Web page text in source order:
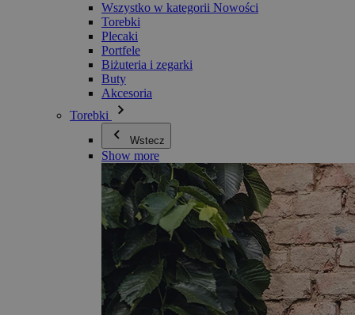
Wszystko w kategorii Nowości
Torebki
Plecaki
Portfele
Biżuteria i zegarki
Buty
Akcesoria
Torebki
Wstecz
Show more